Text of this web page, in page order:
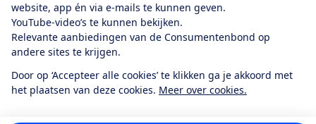
website, app én via e-mails te kunnen geven.
YouTube-video’s te kunnen bekijken.
Relevante aanbiedingen van de Consumentenbond op
andere sites te krijgen.
Door op ‘Accepteer alle cookies’ te klikken ga je akkoord met
het plaatsen van deze cookies. Meer over cookies.
Algemene Voorwaarden
Privacyverklaring
Cookiebeleid
Privacyvoorkeuren
Toegankelijkheid
RSS-feed nieuws
Facebook
TwitterInstagram
YoutubeLinkedIn
12.901consumentenbeoordelen de Consumentenbondmet gemiddeld